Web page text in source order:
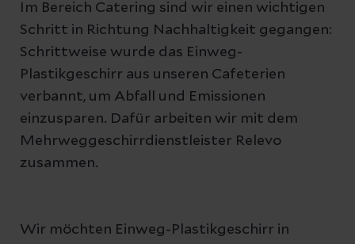
Im Bereich Catering sind wir einen wichtigen
Schritt in Richtung Nachhaltigkeit gegangen:
Schrittweise wurde das Einweg-
Plastikgeschirr aus unseren Cafeterien
verbannt, um Abfall und Emissionen
einzusparen. Dafür arbeiten wir mit dem
Mehrweggeschirrdienstleister Relevo
zusammen.
Wir möchten Einweg-Plastikgeschirr in